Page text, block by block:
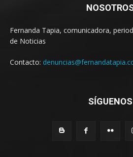
Fernanda Tapia, comunicadora,
de Noticias
Contacto:
SÍGUENOS